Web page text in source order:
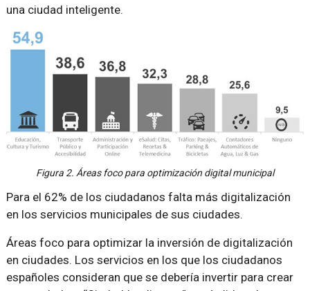
una ciudad inteligente.
Figura 2. Áreas foco para optimización digital municipal
Para el 62% de los ciudadanos falta más digitalización
en los servicios municipales de sus ciudades.
Áreas foco para optimizar la inversión de digitalización
en ciudades. Los servicios en los que los ciudadanos
españoles consideran que se debería invertir para crear